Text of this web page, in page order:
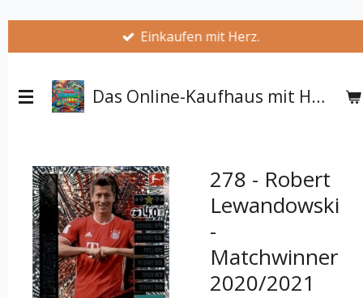
springen
Einkaufen mit Herz.
Das Online-Kaufhaus mit Herz
278 - Robert
Lewandowski
-
Matchwinner
2020/2021